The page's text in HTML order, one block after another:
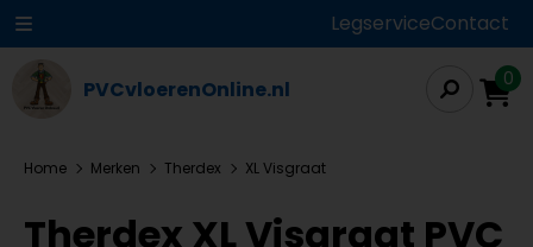
LegserviceContact
PVCvloerenOnline.nl 0
Home Merken Therdex XL Visgraat
Therdex XL Visgraat PVC